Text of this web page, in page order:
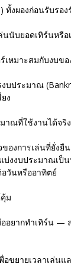
ทั้งผองก่อนรับรอง
นนับยอดเทิร์นหรือ
เหมาะสมกับงบข
บประมาณ
ง
าณที่ใช้งานได้จริง
ของการเล่นที่ยั่งยื
บ่งงบประมาณเป็
วันหรืออาทิตย์
ม
ออยากทำเทิร์น —
ขยายเวลาเล่นแ